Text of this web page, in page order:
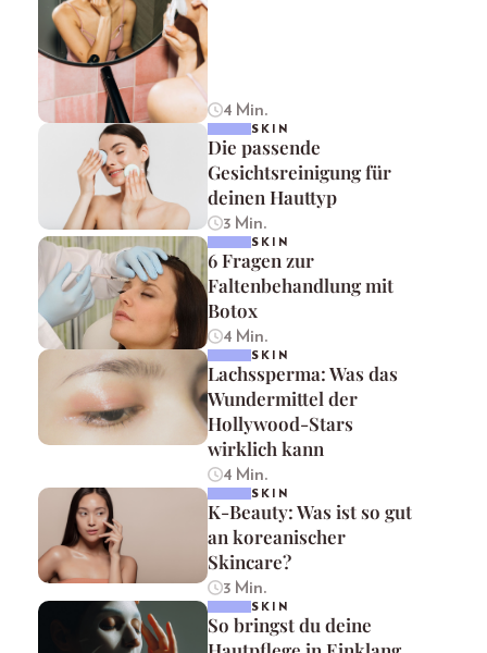
4 Min.
SKIN
Die passende
Gesichtsreinigung für
deinen Hauttyp
3 Min.
SKIN
6 Fragen zur
Faltenbehandlung mit
Botox
4 Min.
SKIN
Lachssperma: Was das
Wundermittel der
Hollywood-Stars
wirklich kann
4 Min.
SKIN
K-Beauty: Was ist so gut
an koreanischer
Skincare?
3 Min.
SKIN
So bringst du deine